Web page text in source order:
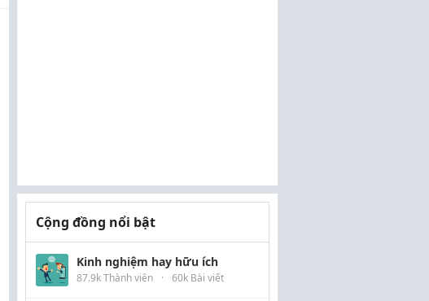
Cộng đồng nổi bật
Kinh nghiệm hay hữu ích
87.9k Thành viên · 60k Bài viết